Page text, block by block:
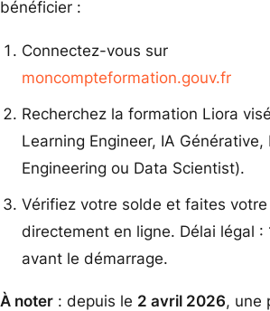
bénéficier :
Connectez-vous sur
moncompteformation.gouv.fr
Recherchez la formation Liora
Learning Engineer, IA Générative,
Engineering ou Data Scientist).
Vérifiez votre solde et faites
directement en ligne. Délai légal :
avant le démarrage.
À noter : depuis le 2 avril 2026, une